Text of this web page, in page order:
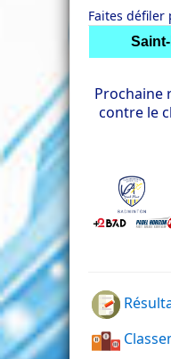
Faites défiler
Prochaine
contre le